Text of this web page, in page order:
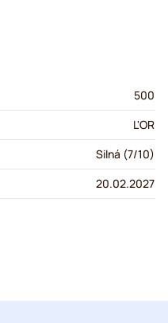
500
L'OR
Silná (7/10)
20.02.2027